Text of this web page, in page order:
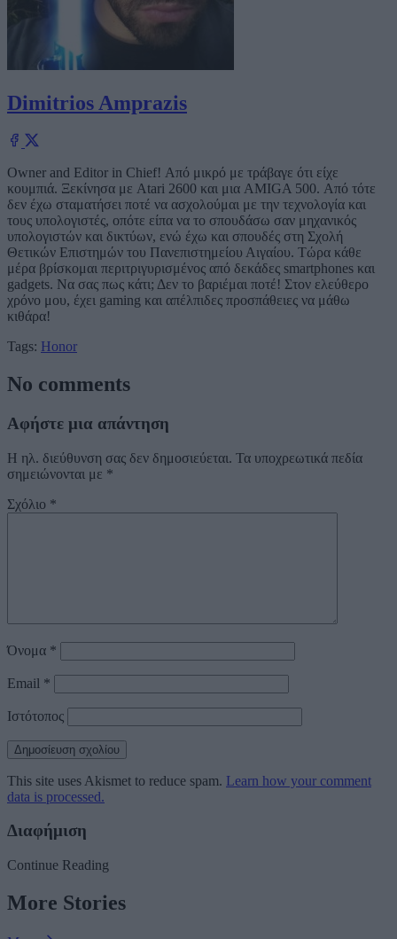
Dimitrios Amprazis
Owner and Editor in Chief! Από μικρό με τράβαγε ότι είχε
κουμπιά. Ξεκίνησα με Atari 2600 και μια AMIGA 500. Από τότε
δεν έχω σταματήσει ποτέ να ασχολούμαι με την τεχνολογία και
τους υπολογιστές, οπότε είπα να το σπουδάσω σαν μηχανικός
υπολογιστών και δικτύων, ενώ έχω και σπουδές στη Σχολή
Θετικών Επιστημών του Πανεπιστημείου Αιγαίου. Τώρα κάθε
μέρα βρίσκομαι περιτριγυρισμένος από δεκάδες smartphones και
gadgets. Να σας πως κάτι; Δεν το βαριέμαι ποτέ! Στον ελεύθερο
χρόνο μου, έχει gaming και απέλπιδες προσπάθειες να μάθω
κιθάρα!
Tags: Honor
No comments
Αφήστε μια απάντηση
Η ηλ. διεύθυνση σας δεν δημοσιεύεται. Τα υποχρεωτικά πεδία
σημειώνονται με *
Σχόλιο *
Όνομα *
Email *
Ιστότοπος
This site uses Akismet to reduce spam. Learn how your comment
data is processed.
Διαφήμιση
Continue Reading
More Stories